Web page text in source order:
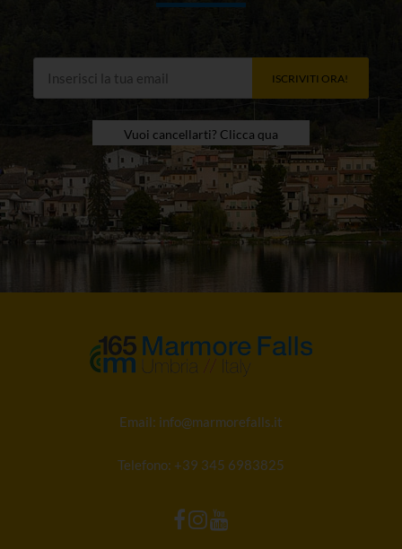
ISCRIVITI ORA!
Vuoi cancellarti? Clicca qua
Email: info@marmorefalls.it
Telefono: +39 345 6983825